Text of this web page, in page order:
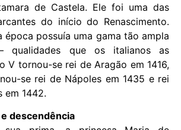
de Castela. Ele foi uma das
do início do Renascimento.
época possuía uma gama tão ampla
qualidades que os italianos as
V tornou-se rei de Aragão em 1416,
se rei de Nápoles em 1435 e rei
em 1442.
descendência